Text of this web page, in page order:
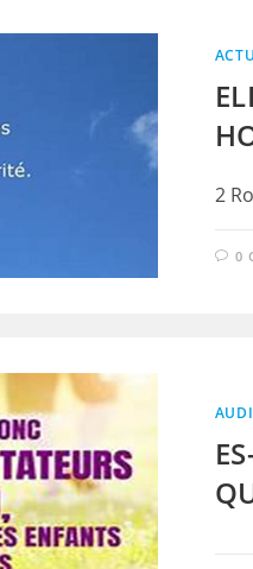
2
0